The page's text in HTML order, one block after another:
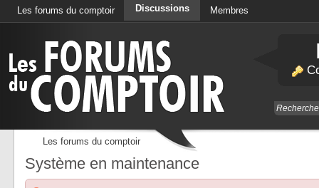
Les forums du comptoir Discussions Membres
Les forums du comptoir
Système en maintenance